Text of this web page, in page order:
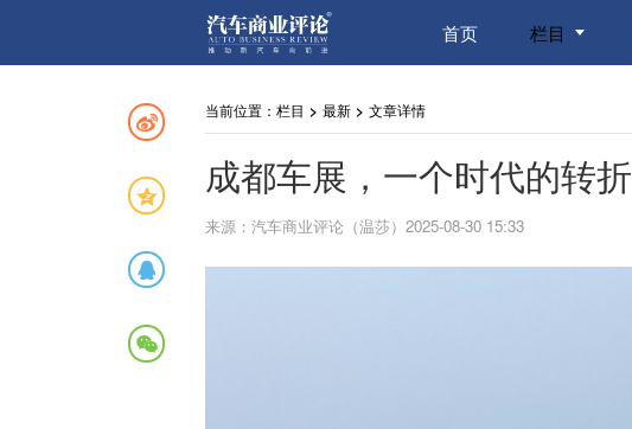
首页 栏目
当前位置： 栏目 > 最新 > 文章详情
成都车展，一个时代的转折
来源：汽车商业评论（温莎）2025-08-30 15:33